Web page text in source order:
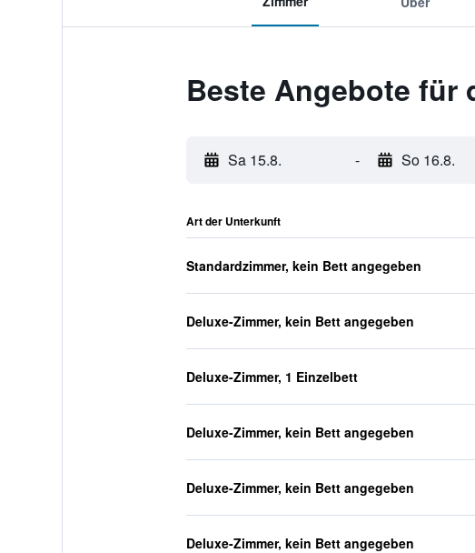
Beste Angebote für
Sa 15.8. - So 16.8.
Art der Unterkunft
Standardzimmer, kein Bett angegeben
Deluxe-Zimmer, kein Bett angegeben
Deluxe-Zimmer, 1 Einzelbett
Deluxe-Zimmer, kein Bett angegeben
Deluxe-Zimmer, kein Bett angegeben
Deluxe-Zimmer, kein Bett angegeben